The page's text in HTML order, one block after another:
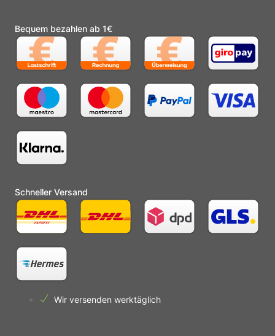
Bequem bezahlen ab 1€
Schneller Versand
Wir versenden werktäglich